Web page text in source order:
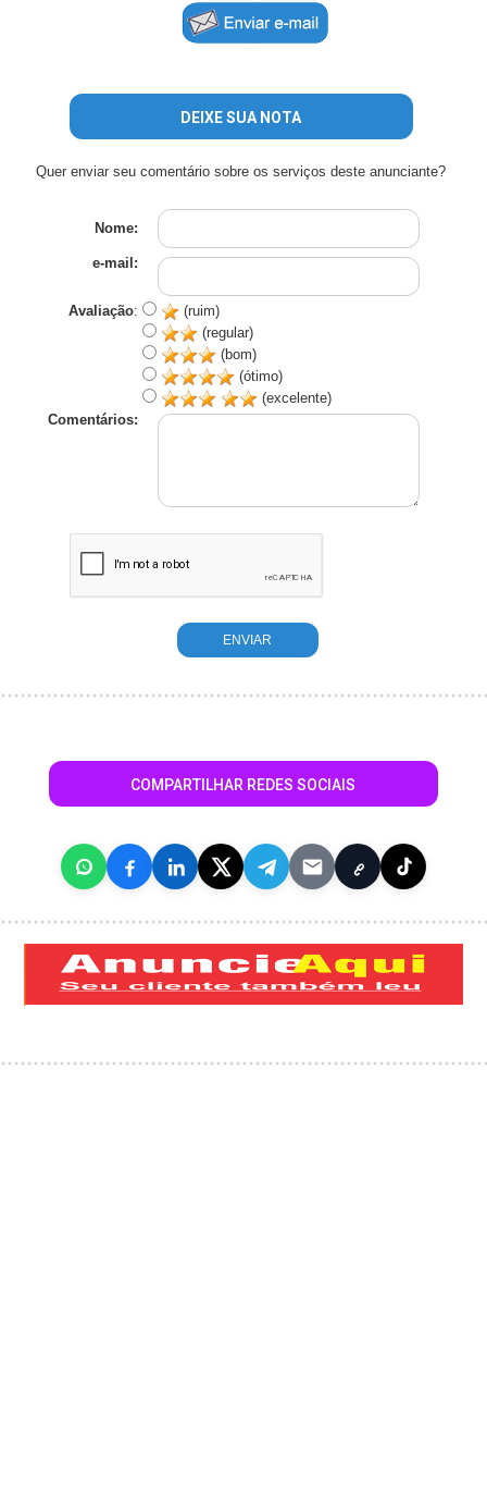
DEIXE SUA NOTA
Quer enviar seu comentário sobre os serviços deste anunciante?
Nome:
e-mail:
Avaliação:
(ruim)
(regular)
(bom)
(ótimo)
(excelente)
Comentários:
COMPARTILHAR REDES SOCIAIS